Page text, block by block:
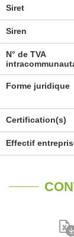
Siret
Siren
N° de TVA
Forme juridique
Certification(s)
Effectif